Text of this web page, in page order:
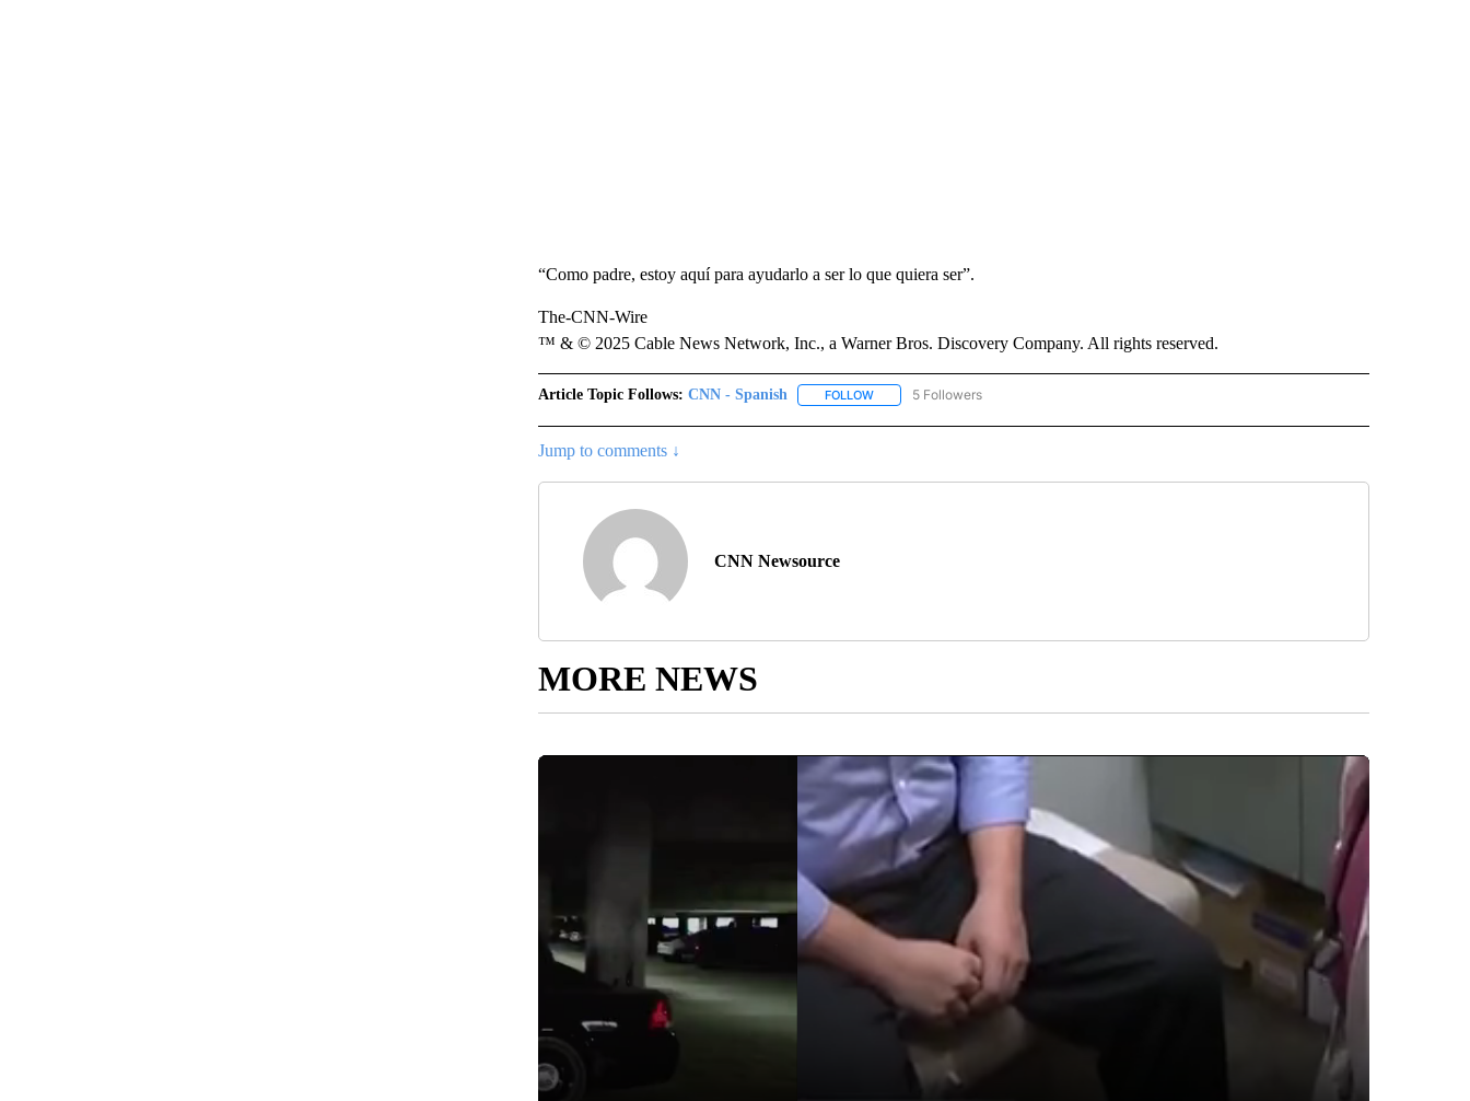
“Como padre, estoy aquí para ayudarlo a ser lo que quiera ser”.
The-CNN-Wire
™ & © 2025 Cable News Network, Inc., a Warner Bros. Discovery Company. All rights reserved.
Article Topic Follows: CNN - Spanish FOLLOWFOLLOW "CNN - SPANISH" TO RECEIVE NOTIFICATIONS ABOUT NEW PAGES ON "CNN - SPANISH".
5 Followers
Jump to comments ↓
CNN Newsource
MORE NEWS